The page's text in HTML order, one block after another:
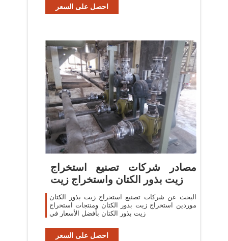
احصل على السعر
مصادر شركات تصنيع استخراج
زيت بذور الكتان واستخراج زيت
البحث عن شركات تصنيع استخراج زيت بذور الكتان
موردين استخراج زيت بذور الكتان ومنتجات استخراج
زيت بذور الكتان بأفضل الأسعار في
احصل على السعر